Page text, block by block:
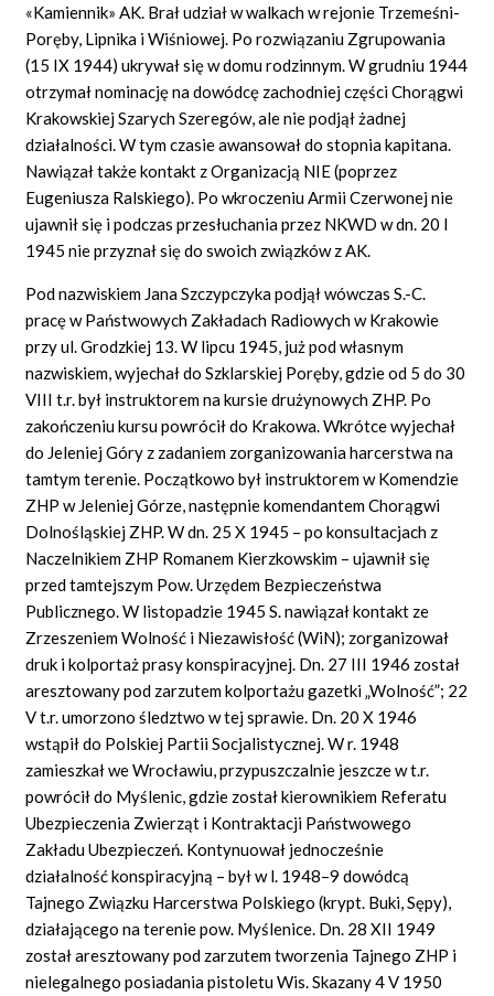
«Kamiennik» AK. Brał udział w walkach w rejonie Trzemeśni-
Poręby, Lipnika i Wiśniowej. Po rozwiązaniu Zgrupowania
(15 IX 1944) ukrywał się w domu rodzinnym. W grudniu 1944
otrzymał nominację na dowódcę zachodniej części Chorągwi
Krakowskiej Szarych Szeregów, ale nie podjął żadnej
działalności. W tym czasie awansował do stopnia kapitana.
Nawiązał także kontakt z Organizacją NIE (poprzez
Eugeniusza Ralskiego). Po wkroczeniu Armii Czerwonej nie
ujawnił się i podczas przesłuchania przez NKWD w dn. 20 I
1945 nie przyznał się do swoich związków z AK.
Pod nazwiskiem Jana Szczypczyka podjął wówczas S.-C.
pracę w Państwowych Zakładach Radiowych w Krakowie
przy ul. Grodzkiej 13. W lipcu 1945, już pod własnym
nazwiskiem, wyjechał do Szklarskiej Poręby, gdzie od 5 do 30
VIII t.r. był instruktorem na kursie drużynowych ZHP. Po
zakończeniu kursu powrócił do Krakowa. Wkrótce wyjechał
do Jeleniej Góry z zadaniem zorganizowania harcerstwa na
tamtym terenie. Początkowo był instruktorem w Komendzie
ZHP w Jeleniej Górze, następnie komendantem Chorągwi
Dolnośląskiej ZHP. W dn. 25 X 1945 – po konsultacjach z
Naczelnikiem ZHP Romanem Kierzkowskim – ujawnił się
przed tamtejszym Pow. Urzędem Bezpieczeństwa
Publicznego. W listopadzie 1945 S. nawiązał kontakt ze
Zrzeszeniem Wolność i Niezawisłość (WiN); zorganizował
druk i kolportaż prasy konspiracyjnej. Dn. 27 III 1946 został
aresztowany pod zarzutem kolportażu gazetki „Wolność”; 22
V t.r. umorzono śledztwo w tej sprawie. Dn. 20 X 1946
wstąpił do Polskiej Partii Socjalistycznej. W r. 1948
zamieszkał we Wrocławiu, przypuszczalnie jeszcze w t.r.
powrócił do Myślenic, gdzie został kierownikiem Referatu
Ubezpieczenia Zwierząt i Kontraktacji Państwowego
Zakładu Ubezpieczeń. Kontynuował jednocześnie
działalność konspiracyjną – był w l. 1948–9 dowódcą
Tajnego Związku Harcerstwa Polskiego (krypt. Buki, Sępy),
działającego na terenie pow. Myślenice. Dn. 28 XII 1949
został aresztowany pod zarzutem tworzenia Tajnego ZHP i
nielegalnego posiadania pistoletu Wis. Skazany 4 V 1950